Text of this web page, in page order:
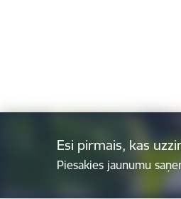
Esi pirmais, kas
Piesakies jaunumu